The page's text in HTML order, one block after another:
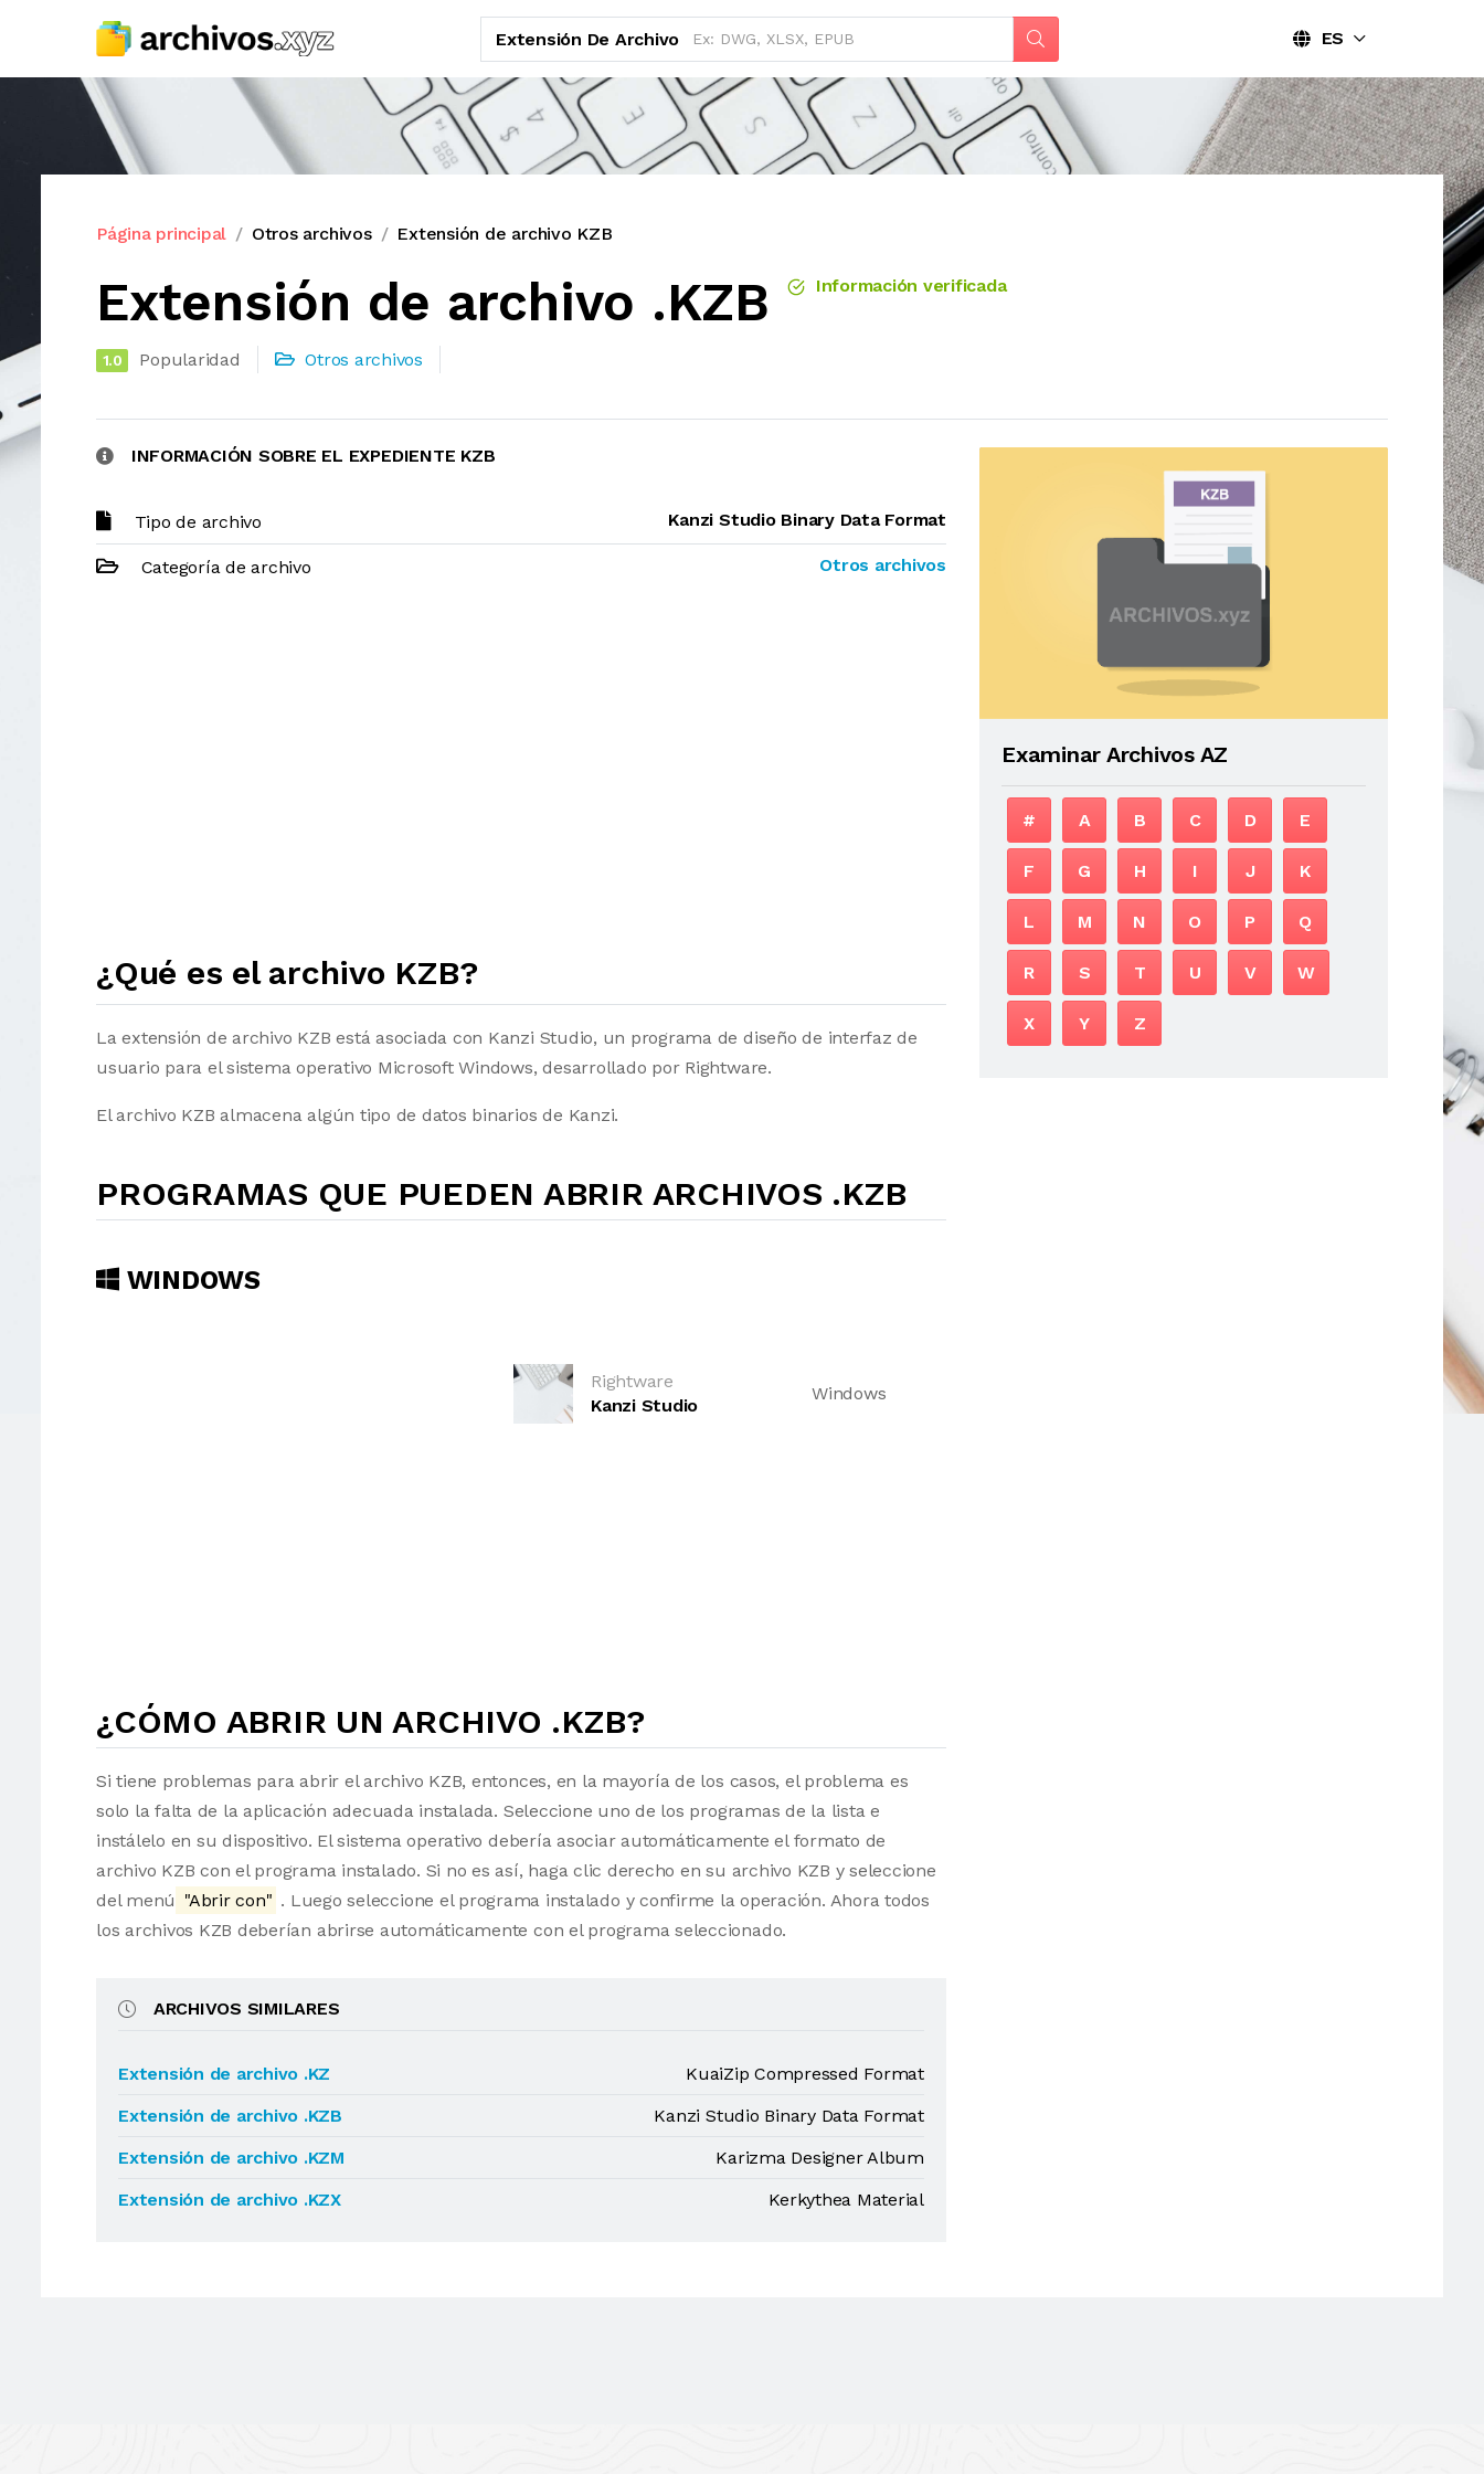
Extensión De Archivo ES
Página principal Otros archivos Extensión de archivo KZB
Extensión de archivo .KZB Información verificada
1.0 Popularidad Otros archivos
INFORMACIÓN SOBRE EL EXPEDIENTE KZB
Tipo de archivo Kanzi Studio Binary Data Format
Categoría de archivo Otros archivos
¿Qué es el archivo KZB?
La extensión de archivo KZB está asociada con Kanzi Studio, un programa de diseño de interfaz de
usuario para el sistema operativo Microsoft Windows, desarrollado por Rightware.
El archivo KZB almacena algún tipo de datos binarios de Kanzi.
PROGRAMAS QUE PUEDEN ABRIR ARCHIVOS .KZB
WINDOWS
Rightware
Kanzi Studio
Windows
¿CÓMO ABRIR UN ARCHIVO .KZB?
Si tiene problemas para abrir el archivo KZB, entonces, en la mayoría de los casos, el problema es
solo la falta de la aplicación adecuada instalada. Seleccione uno de los programas de la lista e
instálelo en su dispositivo. El sistema operativo debería asociar automáticamente el formato de
archivo KZB con el programa instalado. Si no es así, haga clic derecho en su archivo KZB y seleccione
del menú "Abrir con" . Luego seleccione el programa instalado y confirme la operación. Ahora todos
los archivos KZB deberían abrirse automáticamente con el programa seleccionado.
ARCHIVOS SIMILARES
Extensión de archivo .KZ
KuaiZip Compressed Format
Extensión de archivo .KZB
Kanzi Studio Binary Data Format
Extensión de archivo .KZM
Karizma Designer Album
Extensión de archivo .KZX
Kerkythea Material
Examinar Archivos AZ
# A B C D E
F G H I J K
L M N O P Q
R S T U V W
X Y Z